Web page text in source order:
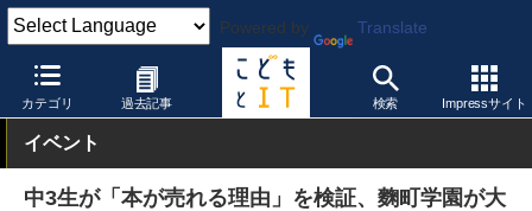
Powered by Translate
カテゴリ 過去記事 検索 Impressサイト
こどもとIT イベント・セミナー
イベント
中3生が「本が売れる理由」を検証、麴町学園が大